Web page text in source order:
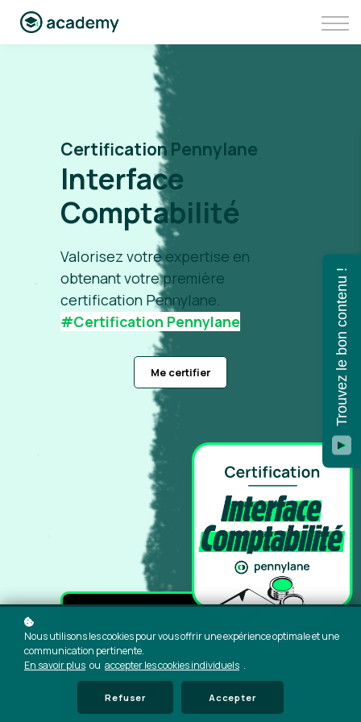
Aller sur Pennylane
Se connecter à Pennylane Academy
Certification Pennylane
Interface
Comptabilité
Valorisez votre expertise en
obtenant votre première
certification Pennylane.
#Certification Pennylane
Me certifier
Nous utilisons les cookies pour vous offrir une expérience optimale et une
communication pertinente.
En savoir plus ou accepter les cookies individuels .
Refuser Accepter
Trouvez le bon contenu !